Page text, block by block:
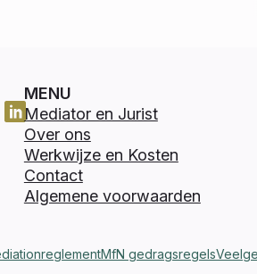
MENU
Mediator en Jurist
Over ons
Werkwijze en Kosten
Contact
Algemene voorwaarden
MfN gedragsregels